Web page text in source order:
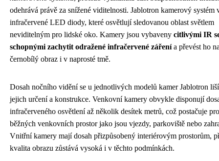
odehrává právě za snížené viditelnosti. Jablotron kamerový systém
infračervené LED diody, které osvětlují sledovanou oblast světlem
neviditelným pro lidské oko. Kamery jsou vybaveny citlivými IR
schopnými zachytit odražené infračervené zářenía převést ho
černobílý obraz i v naprosté tmě.
Dosah nočního vidění se u jednotlivých modelů kamer Jablotron
jejich určení a konstrukce. Venkovní kamery obvykle disponují
infračerveného osvětlení až několik desítek metrů, což postačuje
běžných venkovních prostor jako jsou vjezdy, parkoviště nebo
Vnitřní kamery mají dosah přizpůsobený interiérovým prostorům,
kvalita obrazu zůstává vysoká i v těchto podmínkách.